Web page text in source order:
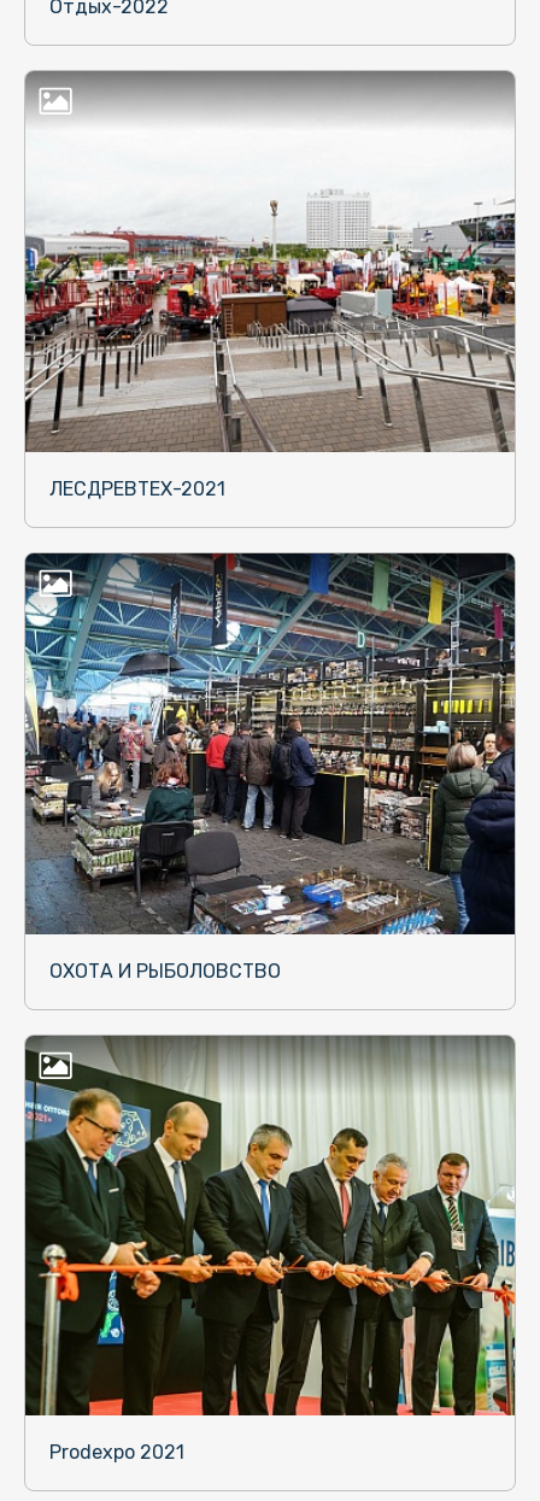
Отдых-2022
ЛЕСДРЕВТЕХ-2021
ОХОТА И РЫБОЛОВСТВО
Prodexpo 2021